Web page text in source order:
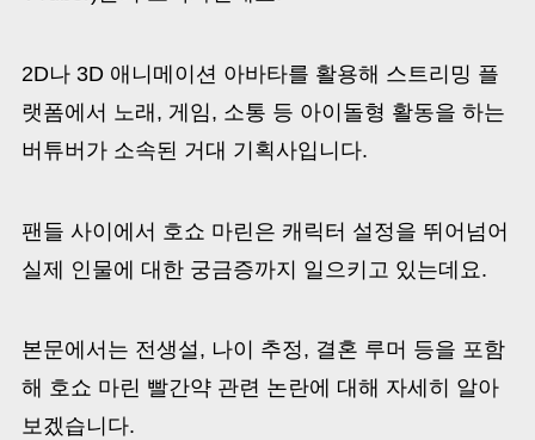
2D나 3D 애니메이션 아바타를 활용해 스트리밍 플
랫폼에서 노래, 게임, 소통 등 아이돌형 활동을 하는
버튜버가 소속된 거대 기획사입니다.
팬들 사이에서 호쇼 마린은 캐릭터 설정을 뛰어넘어
실제 인물에 대한 궁금증까지 일으키고 있는데요.
본문에서는 전생설, 나이 추정, 결혼 루머 등을 포함
해 호쇼 마린 빨간약 관련 논란에 대해 자세히 알아
보겠습니다.